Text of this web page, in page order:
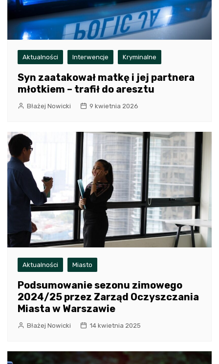
Aktualności Interwencje Kryminalne
Syn zaatakował matkę i jej partnera
młotkiem – trafił do aresztu
Błażej Nowicki 9 kwietnia 2026
Aktualności Miasto
Podsumowanie sezonu zimowego
2024/25 przez Zarząd Oczyszczania
Miasta w Warszawie
Błażej Nowicki 14 kwietnia 2025